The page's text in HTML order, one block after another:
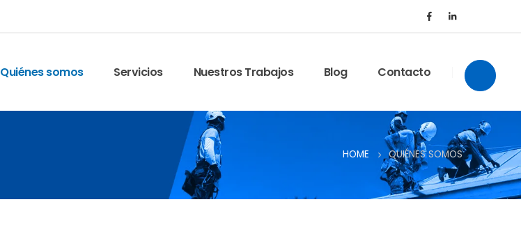
Abrir/
Quiénes somos Servicios Nuestros Trabajos Blog Contacto
HOME QUIÉNES SOMOS